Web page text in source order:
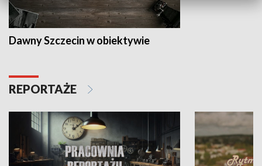
Dawny Szczecin w obiektywie
REPORTAŻE